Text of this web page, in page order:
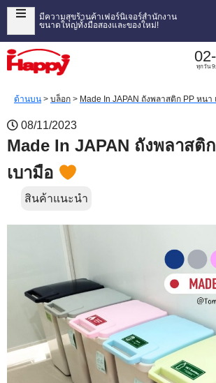
มีความสุขร้านค้าเฟอร์นิเจอร์สำนักงาน
ขนาดใหญ่ทั้งมือสองและของใหม่!
ทุกวัน
ด้านบน > บล็อก > Made In JAPAN ถังพลาสติก PP หนา
08/11/2023
Made In JAPAN ถังพลาสติ
เบามือ
สินค้าแนะนำ